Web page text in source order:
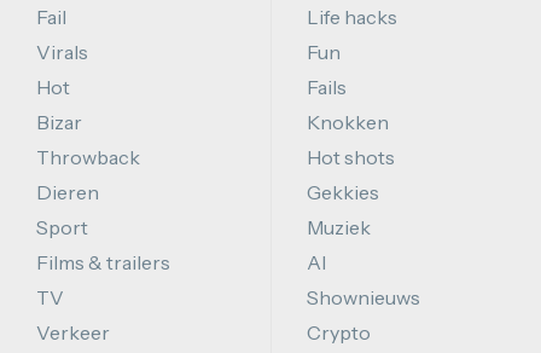
Fail
Virals
Hot
Bizar
Throwback
Dieren
Sport
Films & trailers
TV
Verkeer
Life hacks
Fun
Fails
Knokken
Hot shots
Gekkies
Muziek
AI
Shownieuws
Crypto